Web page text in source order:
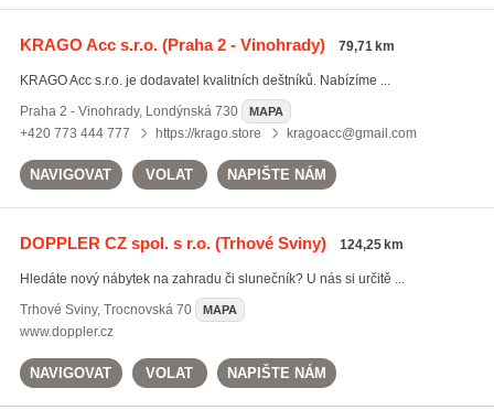
KRAGO Acc s.r.o.(Praha 2 - Vinohrady) 79,71 km
KRAGO Acc s.r.o. je dodavatel kvalitních deštníků. Nabízíme ...
Praha 2 - Vinohrady, Londýnská 730 MAPA
+420 773 444 777 https://krago.store kragoacc@gmail.com
NAVIGOVAT VOLAT NAPIŠTE NÁM
DOPPLER CZ spol. s r.o.(Trhové Sviny) 124,25 km
Hledáte nový nábytek na zahradu či slunečník? U nás si určitě ...
Trhové Sviny, Trocnovská 70 MAPA
www.doppler.cz
NAVIGOVAT VOLAT NAPIŠTE NÁM